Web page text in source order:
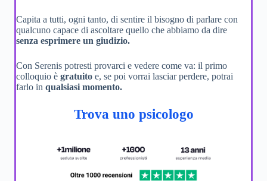
Capita a tutti, ogni tanto, di sentire il bisogno di parlare con
qualcuno capace di ascoltare quello che abbiamo da dire
senza esprimere un giudizio.
Con Serenis potresti provarci e vedere come va: il primo
colloquio è gratuito e, se poi vorrai lasciar perdere, potrai
farlo in qualsiasi momento.
Trova uno psicologo